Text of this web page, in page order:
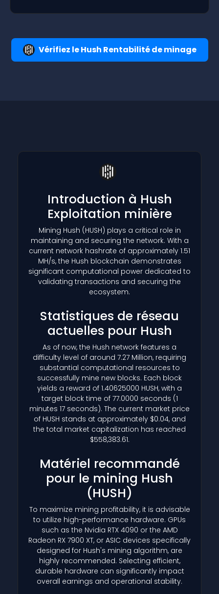
Vérifiez le Hush Rentabilité de minage
Introduction à Hush
Exploitation minière
Mining Hush (HUSH) plays a critical role in
maintaining and securing the network. With a
current network hashrate of approximately 1.51
MH/s, the Hush blockchain demonstrates
significant computational power dedicated to
validating transactions and securing the
ecosystem.
Statistiques de réseau
actuelles pour Hush
As of now, the Hush network features a
difficulty level of around 7.27 Million, requiring
substantial computational resources to
successfully mine new blocks. Each block
yields a reward of 1.40625000 HUSH, with a
target block time of 77.0000 seconds (1
minutes 17 seconds). The current market price
of HUSH stands at approximately $0.04, and
the total market capitalization has reached
$558,383.61.
Matériel recommandé
pour le mining Hush
(HUSH)
To maximize mining profitability, it is advisable
to utilize high-performance hardware. GPUs
such as the Nvidia RTX 4090 or the AMD
Radeon RX 7900 XT, or ASIC devices specifically
designed for Hush's mining algorithm, are
highly recommended. Selecting efficient,
durable hardware can significantly impact
overall earnings and operational stability.